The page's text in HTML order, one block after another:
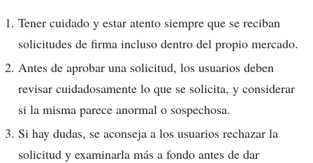
Tener cuidado y estar atento siempre que se reciban
solicitudes de firma incluso dentro del propio mercado.
Antes de aprobar una solicitud, los usuarios deben
revisar cuidadosamente lo que se solicita, y considerar
si la misma parece anormal o sospechosa.
Si hay dudas, se aconseja a los usuarios rechazar la
solicitud y examinarla más a fondo antes de dar